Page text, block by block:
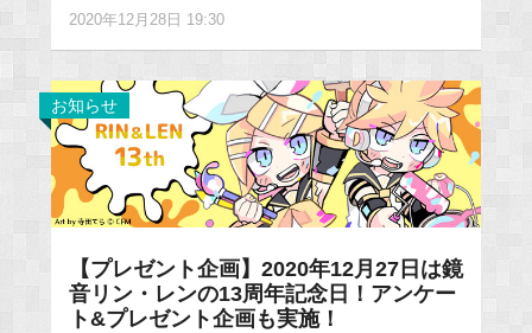
2020年12月28日 19:30
お知らせ
【プレゼント企画】2020年12月27日は鏡
音リン・レンの13周年記念日！アンケー
ト&プレゼント企画も実施！